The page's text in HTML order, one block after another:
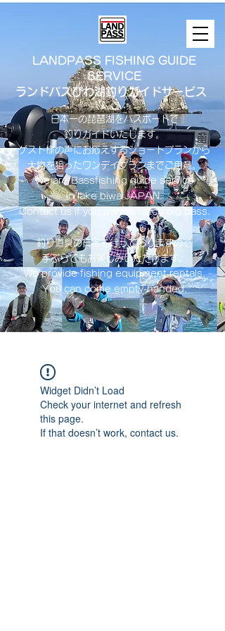
LANDPASS FISHING GUIDE
SERVICE
ランドパスびわ湖釣りガイドサービス
日本一の琵琶湖をバスボートで
釣りガイドいたします。
​ゲスト様の声にお応えするショートプランから
大物を狙ったワンデイプランまでご用意。
​We are Bassfishing guide service
in lake biwa ​JAPAN.
Contact us if you wanna catch big bass.
釣り道具の貸出も行っておりますので
手ぶらでもお楽しみいただけます。
We provide fishing equipment rentals.
You can come empty-handed.
Widget Didn’t Load
Check your internet and refresh
this page.
If that doesn’t work, contact us.